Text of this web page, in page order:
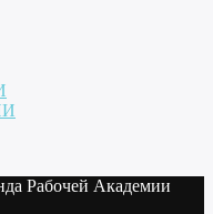
Рабочей Академии